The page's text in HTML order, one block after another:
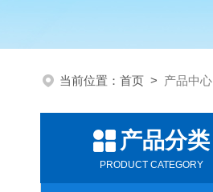
当前位置： 首页 > 产品中心
产品分类
PRODUCT CATEGORY